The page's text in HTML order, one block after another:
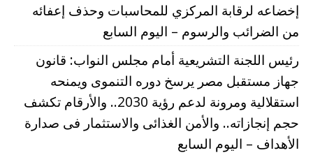
إخضاعه لرقابة المركزي للمحاسبات وحذف إعفائه
من الضرائب والرسوم – اليوم السابع
رئيس اللجنة التشريعية أمام مجلس النواب: قانون
جهاز مستقبل مصر يرسخ دوره التنموى ويمنحه
استقلالية ومرونة لدعم رؤية 2030.. والأرقام تكشف
حجم إنجازاته.. والأمن الغذائى والاستثمار فى صدارة
الأهداف – اليوم السابع